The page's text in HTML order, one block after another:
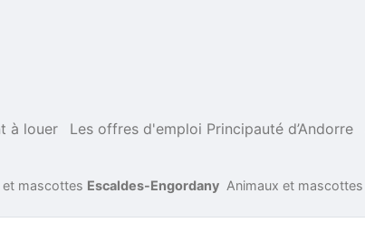
à louer Les offres d'emploi Principauté d’Andorre
et mascottes Escaldes-Engordany Animaux et mascottes